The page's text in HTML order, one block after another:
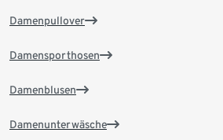
Damenpullover
Damensporthosen
Damenblusen
Damenunterwäsche